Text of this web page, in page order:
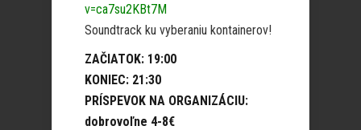
v=ca7su2KBt7M
Soundtrack ku vyberaniu kontainerov!
ZAČIATOK: 19:00
KONIEC: 21:30
PRÍSPEVOK NA ORGANIZÁCIU:
dobrovoľne 4-8€